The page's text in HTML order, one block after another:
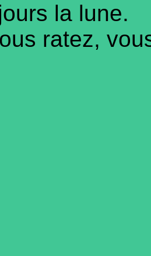
la lune.
ratez,